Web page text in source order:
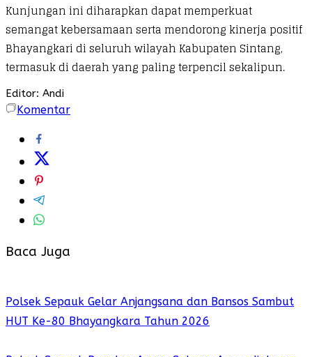
Kunjungan ini diharapkan dapat memperkuat
semangat kebersamaan serta mendorong kinerja positif
Bhayangkari di seluruh wilayah Kabupaten Sintang,
termasuk di daerah yang paling terpencil sekalipun.
Editor: Andi
Komentar
Baca Juga
Polsek Sepauk Gelar Anjangsana dan Bansos Sambut
HUT Ke-80 Bhayangkara Tahun 2026